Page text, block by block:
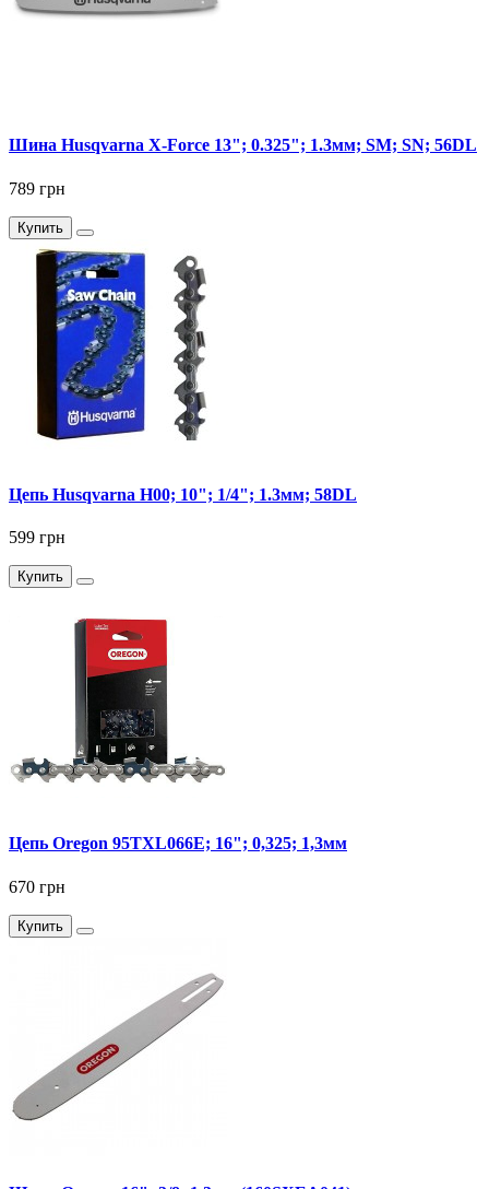
Шина Husqvarna X-Force 13"; 0.325"; 1.3мм; SM; SN; 56DL
789 грн
Купить
Цепь Husqvarna Н00; 10"; 1/4"; 1.3мм; 58DL
599 грн
Купить
Цепь Oregon 95TXL066E; 16"; 0,325; 1,3мм
670 грн
Купить